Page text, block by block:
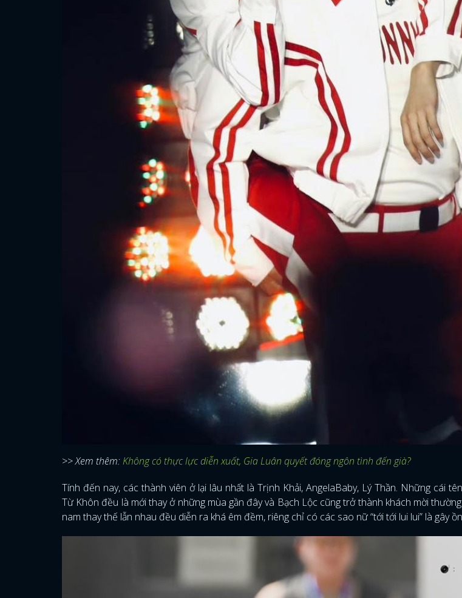
>> Xem thêm:Không có thực lực diễn xuất, Gia Luân quyết đóng ngôn tình đến già?
Tính đến nay, các thành viên ở lại lâu nhất là Trịnh Khải, AngelaBaby, Lý Thần. Những cái
Từ Khôn đều là mới thay ở những mùa gần đây và Bạch Lộc cũng trở thành khách mời
nam thay thế lẫn nhau đều diễn ra khá êm đềm, riêng chỉ có các sao nữ “tới tới lui lui” là gây